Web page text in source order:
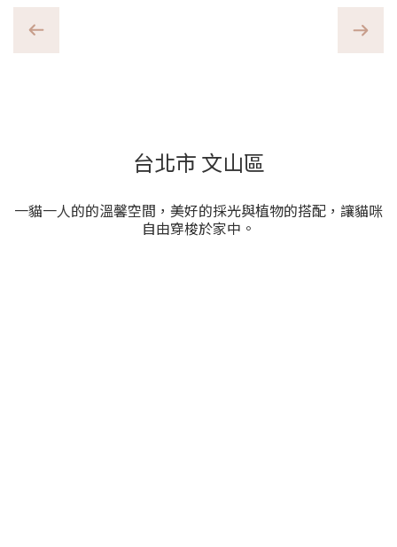
新北市 永和區
透過牆壁跳台與天空走道，讓家中貓咪有更多高處空間可以
俯瞰整個家。同時簡單乾淨的風格讓主人不擔心家裡的裝修